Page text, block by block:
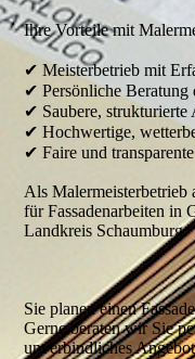
Ihre Vorteile mit
✔ Meisterbetrieb mit
✔ Persönliche Beratung
✔ Saubere, strukturierte
✔ Hochwertige,
✔ Faire und
Als Malermeisterbetrieb
für Fassadenarbeiten in
Landkreis Schaumburg.
Sie planen einen
Gerne beraten wir Sie
unverbindliches